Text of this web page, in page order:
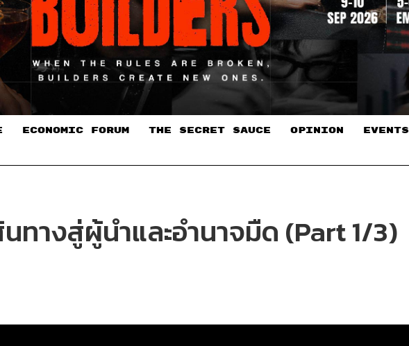
ECONOMIC FORUM THE SECRET SAUCE​ OPINION EVENTS
ทางสู่ผู้นำและอำนาจมืด (Part 1/3)